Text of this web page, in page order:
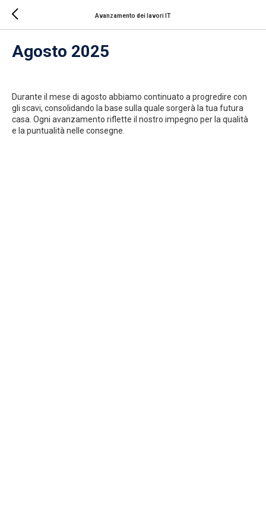
Avanzamento dei lavori IT
Agosto 2025
Durante il mese di agosto abbiamo continuato a progredire con
gli scavi, consolidando la base sulla quale sorgerà la tua futura
casa. Ogni avanzamento riflette il nostro impegno per la qualità
e la puntualità nelle consegne.